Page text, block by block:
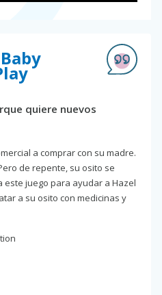
quiere nuevos
a comprar con su madre.
de repente, su osito se
este juego para ayudar a Hazel
a su osito con medicinas y